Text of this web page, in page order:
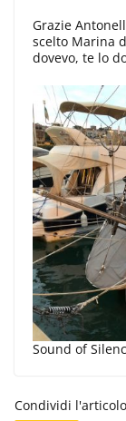
Grazie
scelto Marina
dovevo, te lo
Sound of
Condividi l'articolo